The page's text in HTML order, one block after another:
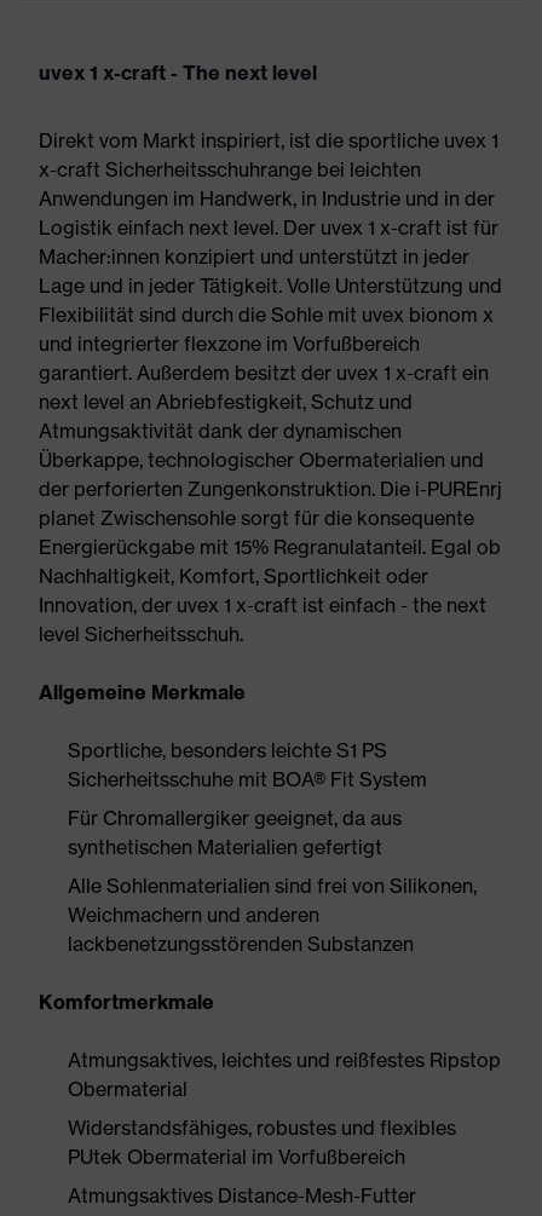
uvex 1 x-craft - The next level
Direkt vom Markt inspiriert, ist die sportliche uvex 1
x-craft Sicherheitsschuhrange bei leichten
Anwendungen im Handwerk, in Industrie und in der
Logistik einfach next level. Der uvex 1 x-craft ist für
Macher:innen konzipiert und unterstützt in jeder
Lage und in jeder Tätigkeit. Volle Unterstützung und
Flexibilität sind durch die Sohle mit uvex bionom x
und integrierter flexzone im Vorfußbereich
garantiert. Außerdem besitzt der uvex 1 x-craft ein
next level an Abriebfestigkeit, Schutz und
Atmungsaktivität dank der dynamischen
Überkappe, technologischer Obermaterialien und
der perforierten Zungenkonstruktion. Die i-PUREnrj
planet Zwischensohle sorgt für die konsequente
Energierückgabe mit 15% Regranulatanteil. Egal ob
Nachhaltigkeit, Komfort, Sportlichkeit oder
Innovation, der uvex 1 x-craft ist einfach - the next
level Sicherheitsschuh.
Allgemeine Merkmale
Sportliche, besonders leichte S1 PS
Sicherheitsschuhe mit BOA® Fit System
Für Chromallergiker geeignet, da aus
synthetischen Materialien gefertigt
Alle Sohlenmaterialien sind frei von Silikonen,
Weichmachern und anderen
lackbenetzungsstörenden Substanzen
Komfortmerkmale
Atmungsaktives, leichtes und reißfestes Ripstop
Obermaterial
Widerstandsfähiges, robustes und flexibles
PUtek Obermaterial im Vorfußbereich
Atmungsaktives Distance-Mesh-Futter